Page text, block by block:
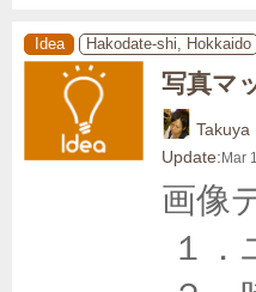
Idea Hakodate-shi, Hokkaido
写真マ
Takuya
Update: Mar
画像